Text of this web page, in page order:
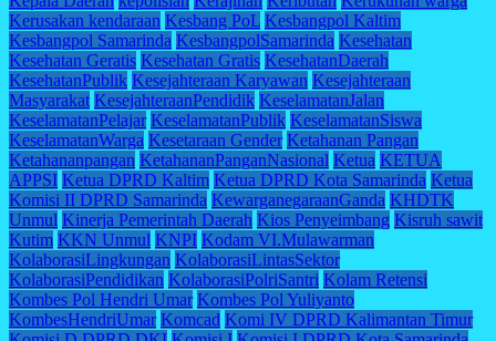
Kerusakan kendaraan Kesbang PoL Kesbangpol Kaltim
Kesbangpol Samarinda KesbangpolSamarinda Kesehatan
Kesehatan Geratis Kesehatan Gratis KesehatanDaerah
KesehatanPublik Kesejahteraan Karyawan Kesejahteraan
Masyarakat KesejahteraanPendidik KeselamatanJalan
KeselamatanPelajar KeselamatanPublik KeselamatanSiswa
KeselamatanWarga Kesetaraan Gender Ketahanan Pangan
Ketahananpangan KetahananPanganNasional Ketua KETUA
APPSI Ketua DPRD Kaltim Ketua DPRD Kota Samarinda Ketua
Komisi II DPRD Samarinda KewarganegaraanGanda KHDTK
Unmul Kinerja Pemerintah Daerah Kios Penyeimbang Kisruh sawit
Kutim KKN Unmul KNPI Kodam VI.Mulawarman
KolaborasiLingkungan KolaborasiLintasSektor
KolaborasiPendidikan KolaborasiPolriSantri Kolam Retensi
Kombes Pol Hendri Umar Kombes Pol Yuliyanto
KombesHendriUmar Komcad Komi IV DPRD Kalimantan Timur